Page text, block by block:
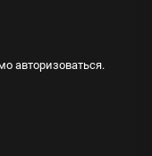
авторизоваться.